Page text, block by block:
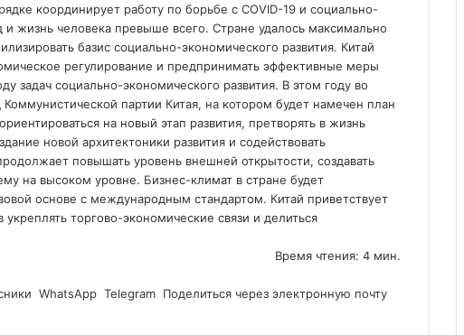
координирует работу по борьбе с COVID-19 и социально-
и жизнь человека превыше всего. Стране удалось максимально
базис социально-экономического развития. Китай
регулирование и предпринимать эффективные меры
задач социально-экономического развития. В этом году во
партии Китая, на котором будет намечен план
на новый этап развития, претворять в жизнь
новой архитектоники развития и содействовать
повышать уровень внешней открытости, создавать
на высоком уровне. Бизнес-климат в стране будет
основе с международным стандартом. Китай приветствует
торгово-экономические связи и делиться
Время чтения: 4 мин.
WhatsApp Telegram Поделиться через электронную почту